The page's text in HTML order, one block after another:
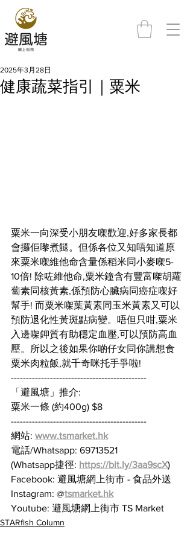
健康蔬菜指引｜粟米
2025年3月28日
粟米一向深受小朋友㗎歡迎,好多家長都
會攞佢嚟煮餸。但係各位又知唔知道原
來粟米㗎維他命含量係稻米同小麥㗎5-
10倍! 除咗維他命,粟米鐘含有豐富㗎胡蘿
蔔素同核黃素,係預防心臟病同癌症㗎好
幫手! 而粟米㗎葉黃素同玉米黃素又可以
預防退化性黃斑點病變。唔但只咁,粟米
入邊㗎鉀質有助穩定血壓,可以預防高血
壓。所以之後如果你啲仔女同你講想食
粟米肉粒飯,就千奇咪托手爭啦!
---------------------------------------------
「避風塘」推介:
粟米一條 (約400g) $8
---------------------------------------------
網站: www.tsmarket.hk
電話/Whatsapp: 69713521
(Whatsapp捷徑: https://bit.ly/3aa9scX)
Facebook: 避風塘網上街市 - 食品外送
Instagram: @tsmarket.hk
Youtube: 避風塘網上街市 TS Market
STARfish Column